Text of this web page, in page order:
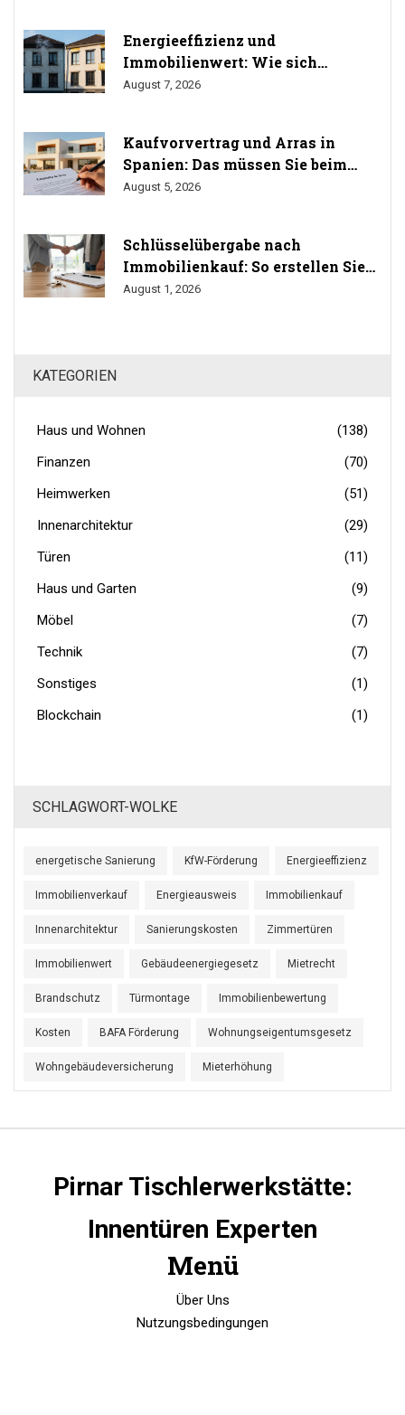
Energieeffizienz und
Immobilienwert: Wie sich
Sanierung auf den Preis auswirkt
August 7, 2026
Kaufvorvertrag und Arras in
Spanien: Das müssen Sie beim
Immobilienkauf wissen
August 5, 2026
Schlüsselübergabe nach
Immobilienkauf: So erstellen Sie
das Übergabeprotokoll richtig
August 1, 2026
KATEGORIEN
Haus und Wohnen
(138)
Finanzen
(70)
Heimwerken
(51)
Innenarchitektur
(29)
Türen
(11)
Haus und Garten
(9)
Möbel
(7)
Technik
(7)
Sonstiges
(1)
Blockchain
(1)
SCHLAGWORT-WOLKE
energetische Sanierung KfW-Förderung Energieeffizienz
Immobilienverkauf Energieausweis Immobilienkauf
Innenarchitektur Sanierungskosten Zimmertüren
Immobilienwert Gebäudeenergiegesetz Mietrecht
Brandschutz Türmontage Immobilienbewertung
Kosten BAFA Förderung Wohnungseigentumsgesetz
Wohngebäudeversicherung Mieterhöhung
Pirnar Tischlerwerkstätte:
Innentüren Experten
Menü
Über Uns
Nutzungsbedingungen